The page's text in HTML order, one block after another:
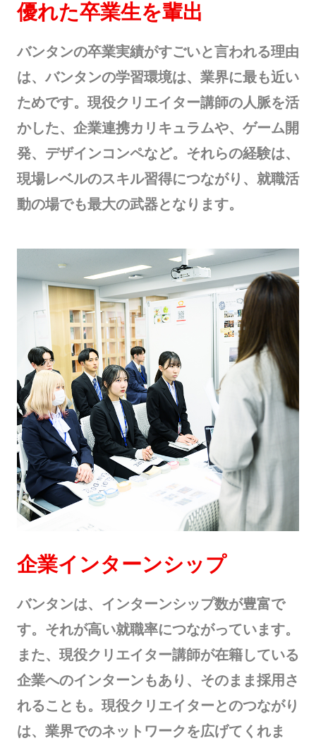
優れた卒業生を輩出
バンタンの卒業実績がすごいと言われる理由
は、バンタンの学習環境は、業界に最も近い
ためです。現役クリエイター講師の人脈を活
かした、企業連携カリキュラムや、ゲーム開
発、デザインコンペなど。それらの経験は、
現場レベルのスキル習得につながり、就職活
動の場でも最大の武器となります。
企業インターンシップ
バンタンは、インターンシップ数が豊富で
す。それが高い就職率につながっています。
また、現役クリエイター講師が在籍している
企業へのインターンもあり、そのまま採用さ
れることも。現役クリエイターとのつながり
は、業界でのネットワークを広げてくれま